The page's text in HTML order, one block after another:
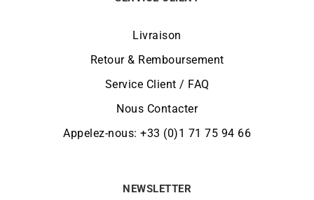
Livraison
Retour & Remboursement
Service Client / FAQ
Nous Contacter
Appelez-nous: +33 (0)1 71 75 94 66
NEWSLETTER